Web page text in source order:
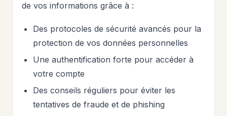
de vos informations grâce à :
Des protocoles de sécurité avancés pour la
protection de vos données personnelles
Une authentification forte pour accéder à
votre compte
Des conseils réguliers pour éviter les
tentatives de fraude et de phishing